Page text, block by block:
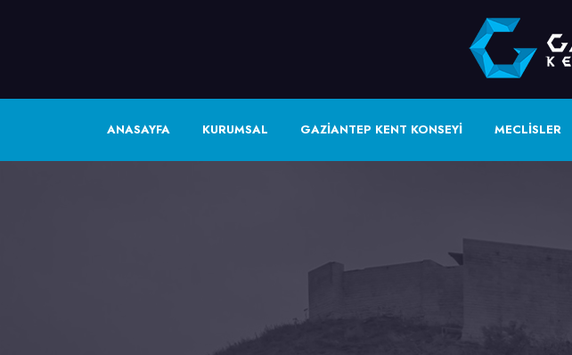
ANASAYFA KURUMSAL GAZİANTEP KENT KONSEYİ MECLİSLER